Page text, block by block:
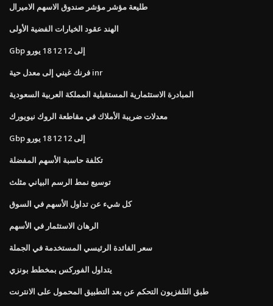
طليعة مؤشر مؤشر صندوق الاسهم الاميرال
الهند عقود الخيارات الفضية الأولى
Gbp إلى 12 12 18 يورو
فرنك غيني إلى معدل حية inr
المبادرة الاستثمارية المستقبلية المملكة العربية السعودية
معدلات ضريبة الأملاك في مقاطعة الروك نيويورك
Gbp إلى 12 12 18 يورو
تكلفة حاسبة الأسهم المفضلة
توسيع نمط الرسم البياني مثلث
كل شيء عن تداول الأسهم في السوق
الرهان الاستثمار في الأسهم
سعر الفائدة الرئيسي المستخدمة في الجملة
يتداول الفوركس بمخطط بونزي
طبق التلفزيون التحكم عن بعد التطبيق المحمول على الانترنت